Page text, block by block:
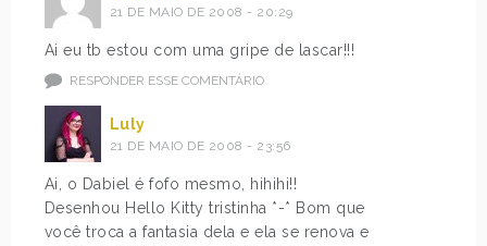
21 DE MAIO DE 2008 - 20:29
Ai eu tb estou com uma gripe de lascar!!!
RESPONDER ESSE COMENTÁRIO
Luly
21 DE MAIO DE 2008 - 23:56
Ai, o Dabiel é fofo mesmo, hihihi!!
Desenhou Hello Kitty tristinha *-* Bom que
você troca a fantasia dela e ela se renova e